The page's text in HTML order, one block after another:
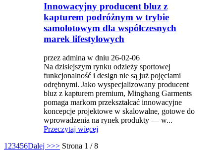
Innowacyjny producent bluz z
kapturem podróżnym w trybie
samolotowym dla współczesnych
marek lifestylowych
przez admina w dniu 26-02-06
Na dzisiejszym rynku odzieży sportowej
funkcjonalność i design nie są już pojęciami
odrębnymi. Jako wyspecjalizowany producent
bluz z kapturem premium, Minghang Garments
pomaga markom przekształcać innowacyjne
koncepcje projektowe w skalowalne, gotowe do
wprowadzenia na rynek produkty — w...
Przeczytaj więcej
1 23456Dalej >>> Strona 1 / 8